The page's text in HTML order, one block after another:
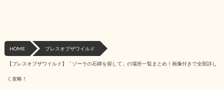
HOME ブレスオブザワイルド
【ブレスオブザワイルド】「ゾーラの石碑を探して」の場所一覧まとめ！画像付きで全部詳し
く攻略！